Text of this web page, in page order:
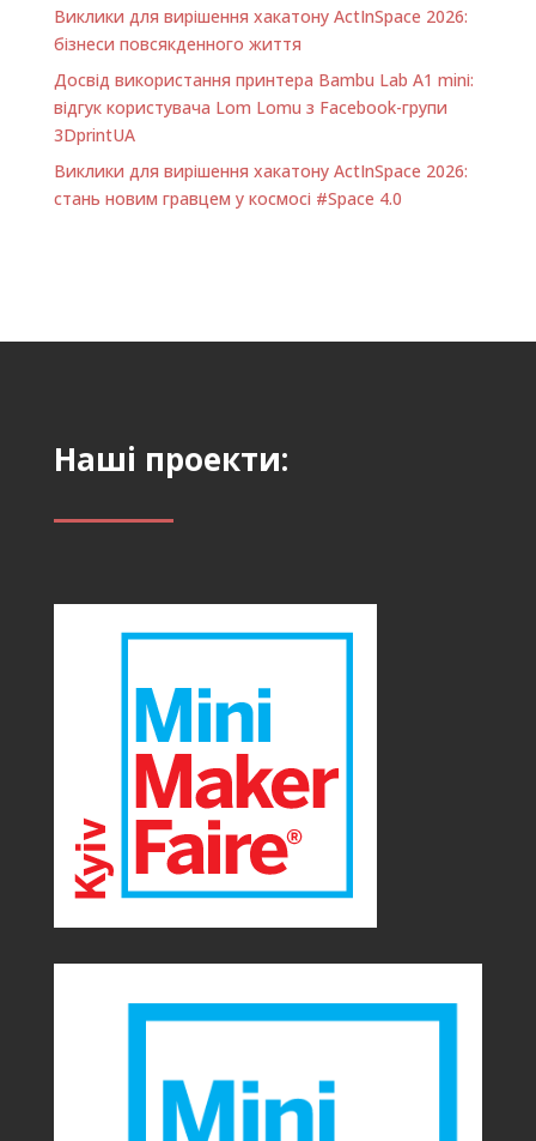
Виклики для вирішення хакатону ActInSpace 2026:
бізнеси повсякденного життя
Досвід використання принтера Bambu Lab A1 minі:
відгук користувача Lom Lomu з Facebook-групи
3DprintUA
Виклики для вирішення хакатону ActInSpace 2026:
стань новим гравцем у космосі #Space 4.0
Наші проекти: